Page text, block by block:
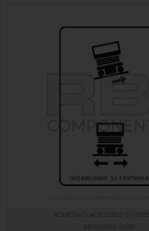
ADHESIVO AD/CO/EQ SJ
RB002499.0069